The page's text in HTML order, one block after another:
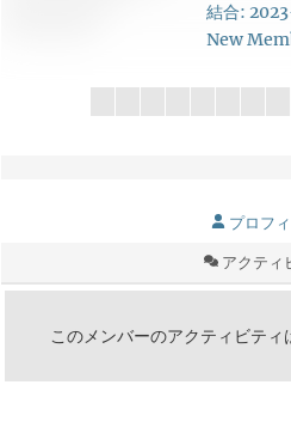
結合:
New
プロフ
アクティ
このメンバーのアクティビティ